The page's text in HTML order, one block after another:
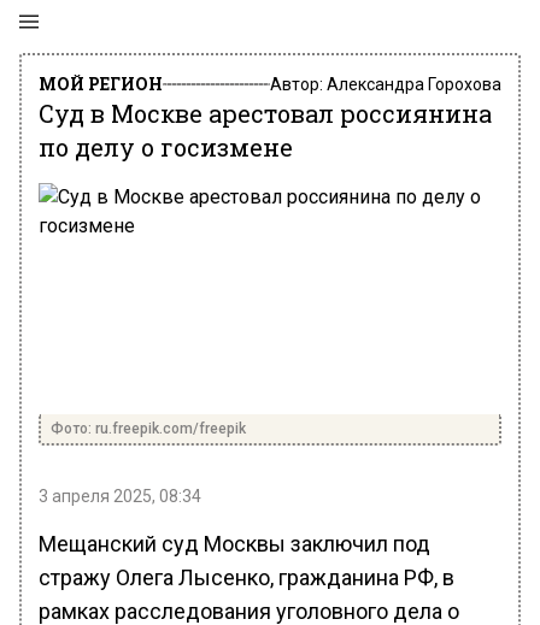
МОЙ РЕГИОН Автор: Александра Горохова
Суд в Москве арестовал россиянина
по делу о госизмене
Фото: ru.freepik.com/freepik
3 апреля 2025, 08:34
Мещанский суд Москвы заключил под
стражу Олега Лысенко, гражданина РФ, в
рамках расследования уголовного дела о